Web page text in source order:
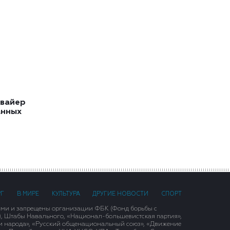
В МИРЕ КУЛЬТУРА ДРУГИЕ НОВОСТИ СПОРТ
и запрещены организации ФБК (Фонд борьбы с
Штабы Навального, «Национал-большевистская партия»,
народа», «Русский общенациональный союз», «Движение